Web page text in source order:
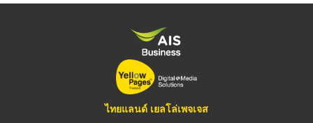
ไทยแลนด์ เยลโล่เพจเจส